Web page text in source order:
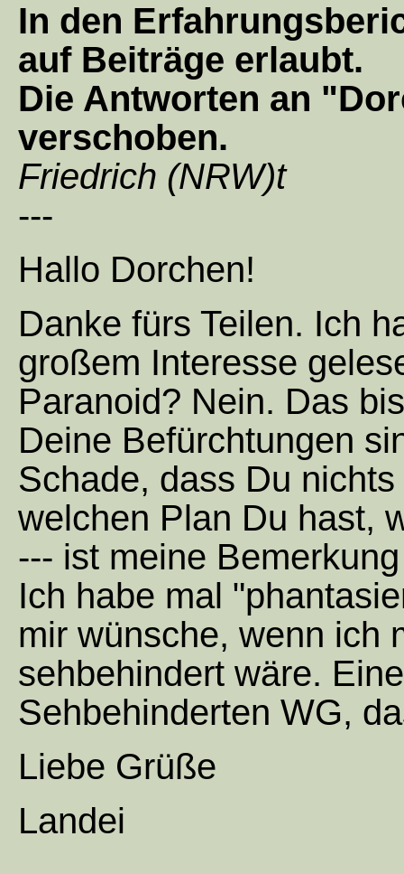
In den
auf Beiträge erlaubt.
Die Antworten an
verschoben.
Friedrich (NRW)t
---
Hallo Dorchen!
Danke fürs Teilen. Ich
großem Interesse
Paranoid? Nein. Das
Deine Befürchtungen
Schade, dass Du
welchen Plan Du hast,
--- ist meine
Ich habe mal
mir wünsche, wenn ich
sehbehindert wäre.
Sehbehinderten WG,
Liebe Grüße
Landei